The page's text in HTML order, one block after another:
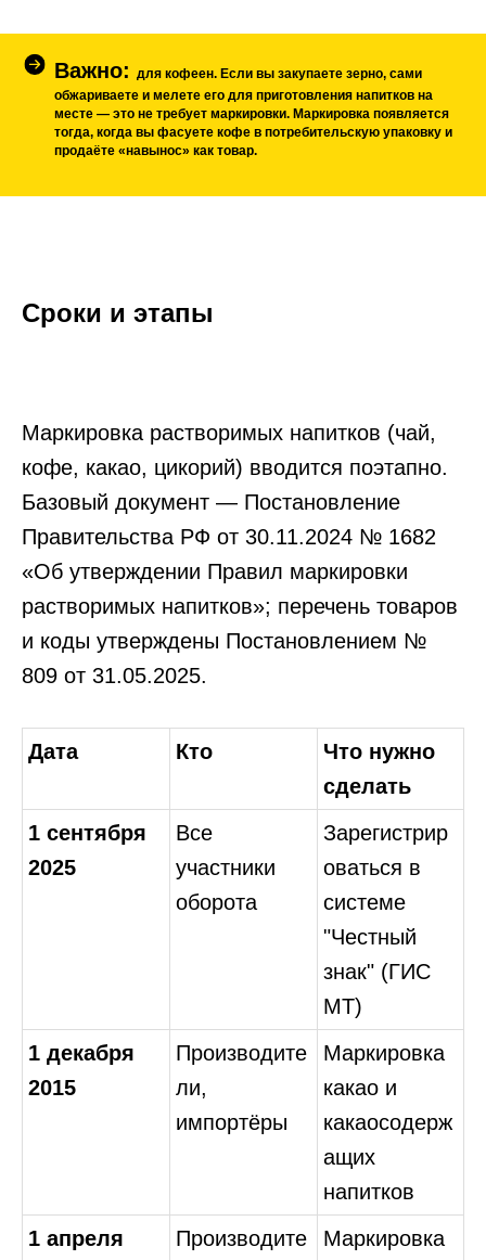
Важно: для кофеен. Если вы закупаете зерно, сами
обжариваете и мелете его для приготовления напитков на
месте — это не требует маркировки. Маркировка появляется
тогда, когда вы фасуете кофе в потребительскую упаковку и
продаёте «навынос» как товар.
Сроки и этапы
Маркировка растворимых напитков (чай,
кофе, какао, цикорий) вводится поэтапно.
Базовый документ — Постановление
Правительства РФ от 30.11.2024 № 1682
«Об утверждении Правил маркировки
растворимых напитков»; перечень товаров
и коды утверждены Постановлением №
809 от 31.05.2025.
Дата Кто
Что нужно
сделать
1 сентября
2025
Все
участники
оборота
Зарегистрир
оваться в
системе
"Честный
знак" (ГИС
МТ)
1 декабря
2015
Производите
ли,
импортёры
Маркировка
какао и
какаосодерж
ащих
напитков
1 апреля
Производите
Маркировка